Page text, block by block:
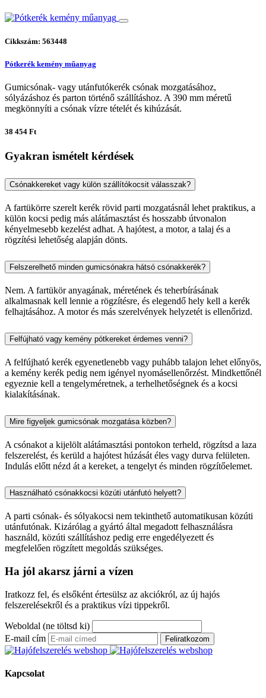
Cikkszám: 563448
Pótkerék kemény műanyag
Gumicsónak- vagy utánfutókerék csónak mozgatásához,
sólyázáshoz és parton történő szállításhoz. A 390 mm méretű
megkönnyíti a csónak vízre tételét és kihúzását.
38 454 Ft
Gyakran ismételt kérdések
Csónakkereket vagy külön szállítókocsit válasszak?
A fartükörre szerelt kerék rövid parti mozgatásnál lehet praktikus, a
külön kocsi pedig más alátámasztást és hosszabb útvonalon
kényelmesebb kezelést adhat. A hajótest, a motor, a talaj és a
rögzítési lehetőség alapján dönts.
Felszerelhető minden gumicsónakra hátsó csónakkerék?
Nem. A fartükör anyagának, méretének és teherbírásának
alkalmasnak kell lennie a rögzítésre, és elegendő hely kell a kerék
felhajtásához. A motor és más szerelvények helyzetét is ellenőrizd.
Felfújható vagy kemény pótkereket érdemes venni?
A felfújható kerék egyenetlenebb vagy puhább talajon lehet előnyös,
a kemény kerék pedig nem igényel nyomásellenőrzést. Mindkettőnél
egyeznie kell a tengelyméretnek, a terhelhetőségnek és a kocsi
kialakításának.
Mire figyeljek gumicsónak mozgatása közben?
A csónakot a kijelölt alátámasztási pontokon terheld, rögzítsd a laza
felszerelést, és kerüld a hajótest húzását éles vagy durva felületen.
Indulás előtt nézd át a kereket, a tengelyt és minden rögzítőelemet.
Használható csónakkocsi közúti utánfutó helyett?
A parti csónak- és sólyakocsi nem tekinthető automatikusan közúti
utánfutónak. Kizárólag a gyártó által megadott felhasználásra
használd, közúti szállításhoz pedig erre engedélyezett és
megfelelően rögzített megoldás szükséges.
Ha jól akarsz járni a vízen
Iratkozz fel, és elsőként értesülsz az akciókról, az új hajós
felszerelésekről és a praktikus vízi tippekről.
Weboldal (ne töltsd ki)
E-mail cím
Feliratkozom
Kapcsolat